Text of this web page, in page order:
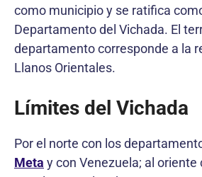
como municipio y se ratifica
Departamento del Vichada. El
departamento corresponde a la
Llanos Orientales.
Límites del Vichada
Por el norte con los
Meta y con Venezuela; al oriente